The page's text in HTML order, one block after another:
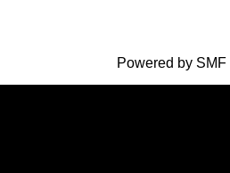
Powered by